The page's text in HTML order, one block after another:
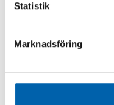
Statistik
Marknadsföring
"Bäst före"
säger. Lukta,
något. Du
som fortfarande
Håll